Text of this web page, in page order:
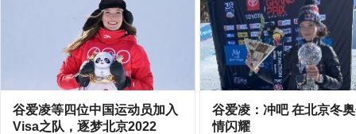
谷爱凌等四位中国运动员加入
Visa之队，逐梦北京2022
谷爱凌：冲吧 在北京冬
情闪耀